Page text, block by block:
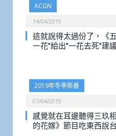
ACGN
14/04/2019
這就說得太過份了，《
一花”給出”一花去死”建
2019年冬季新番
07/04/2019
感覺就在耳邊聽得三玖
的花嫁》節目吃東西說